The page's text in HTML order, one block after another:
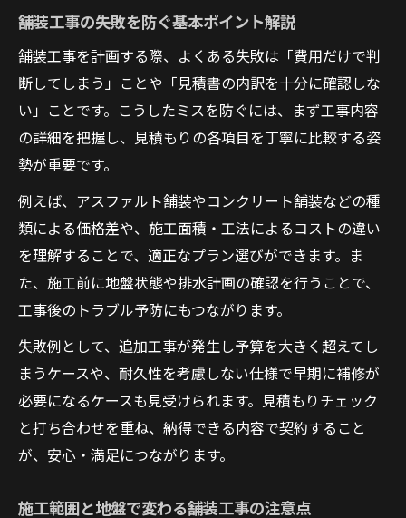
舗装工事費用を左右する仕様の選び方
舗装工事の単価表を活用した比較方法
アスファルト舗装工事の費用相場を知る
小規模舗装工事で気を付けたい費用項目
駐車場舗装工事の修繕費用の目安とは
納得できる舗装工事プランの探し方
舗装工事プラン選定で重視すべきポイント
施工内容ごとの舗装工事費用の内訳解説
見積書でチェックしたい舗装工事の項目
予算内で選ぶ舗装工事プランの工夫とは
コストを抑える舗装工事の計画術
舗装工事のコストを抑える具体的な方法
施工範囲ごとの舗装工事費用最適化のコツ
舗装工事の追加費用を事前に防ぐチェック
修繕や補修による舗装工事コスト削減術
舗装工事の失敗を防ぐ基本ポイント解説
舗装工事を計画する際、よくある失敗は「費用だけで判
断してしまう」ことや「見積書の内訳を十分に確認しな
い」ことです。こうしたミスを防ぐには、まず工事内容
の詳細を把握し、見積もりの各項目を丁寧に比較する姿
勢が重要です。
例えば、アスファルト舗装やコンクリート舗装などの種
類による価格差や、施工面積・工法によるコストの違い
を理解することで、適正なプラン選びができます。ま
た、施工前に地盤状態や排水計画の確認を行うことで、
工事後のトラブル予防にもつながります。
失敗例として、追加工事が発生し予算を大きく超えてし
まうケースや、耐久性を考慮しない仕様で早期に補修が
必要になるケースも見受けられます。見積もりチェック
と打ち合わせを重ね、納得できる内容で契約すること
が、安心・満足につながります。
施工範囲と地盤で変わる舗装工事の注意点